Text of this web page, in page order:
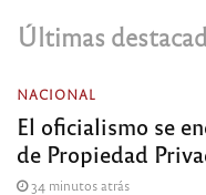
Últimas
NACIONAL
El oficialismo se
de Propiedad
34 minutos atrás